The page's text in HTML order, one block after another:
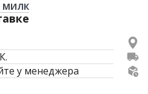
МИЛК
у менеджера